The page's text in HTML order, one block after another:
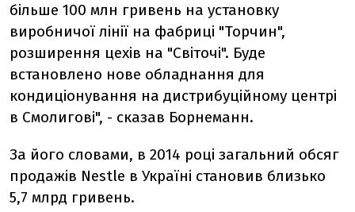
більше 100 млн гривень на установку
виробничої лінії на фабриці "Торчин",
розширення цехів на "Світочі". Буде
встановлено нове обладнання для
кондиціонування на дистрибуційному центрі
в Смолигові", - сказав Борнеманн.
За його словами, в 2014 році загальний обсяг
продажів Nestle в Україні становив близько
5,7 млрд гривень.